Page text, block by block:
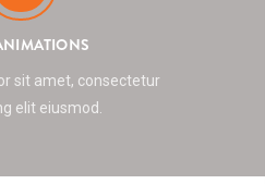
sit amet, consectetur
elit eiusmod.